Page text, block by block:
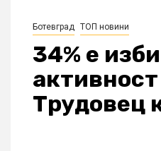
Ботевград ТОП новини
34% е
активност
Трудовец